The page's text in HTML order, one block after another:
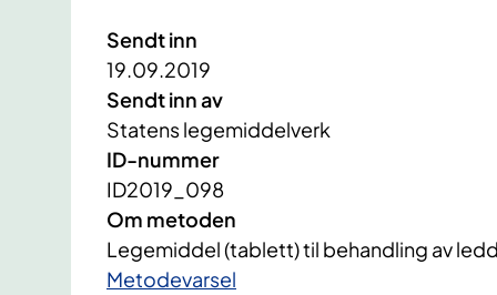
Sendt inn
19.09.2019
Sendt inn av
Statens legemiddelverk
ID-nummer
ID2019_098
Om metoden
Legemiddel (tablett) til behandling av
​Metodevarsel